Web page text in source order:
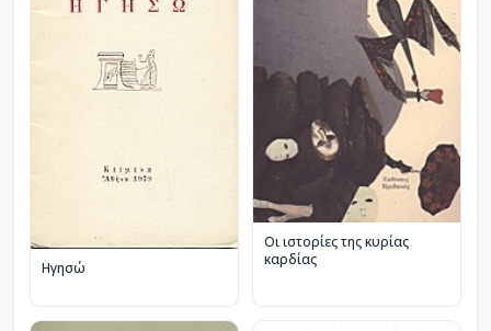
Ηγησώ
Οι ιστορίες της κυρίας
καρδίας